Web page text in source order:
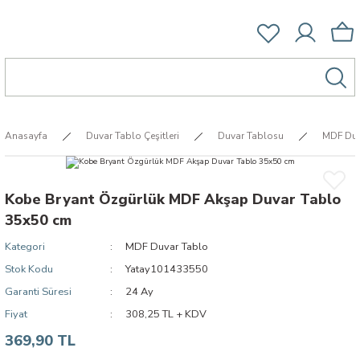
Anasayfa Duvar Tablo Çeşitleri Duvar Tablosu MDF
Kobe Bryant Özgürlük MDF Akşap Duvar Tablo
35x50 cm
Kategori
MDF Duvar Tablo
Stok Kodu
Yatay101433550
Garanti Süresi
24 Ay
Fiyat
308,25 TL + KDV
369,90 TL